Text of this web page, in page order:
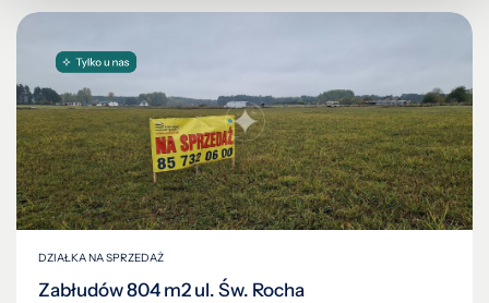
DZIAŁKA NA SPRZEDAŻ
Zabłudów 804 m2 ul. Św. Rocha